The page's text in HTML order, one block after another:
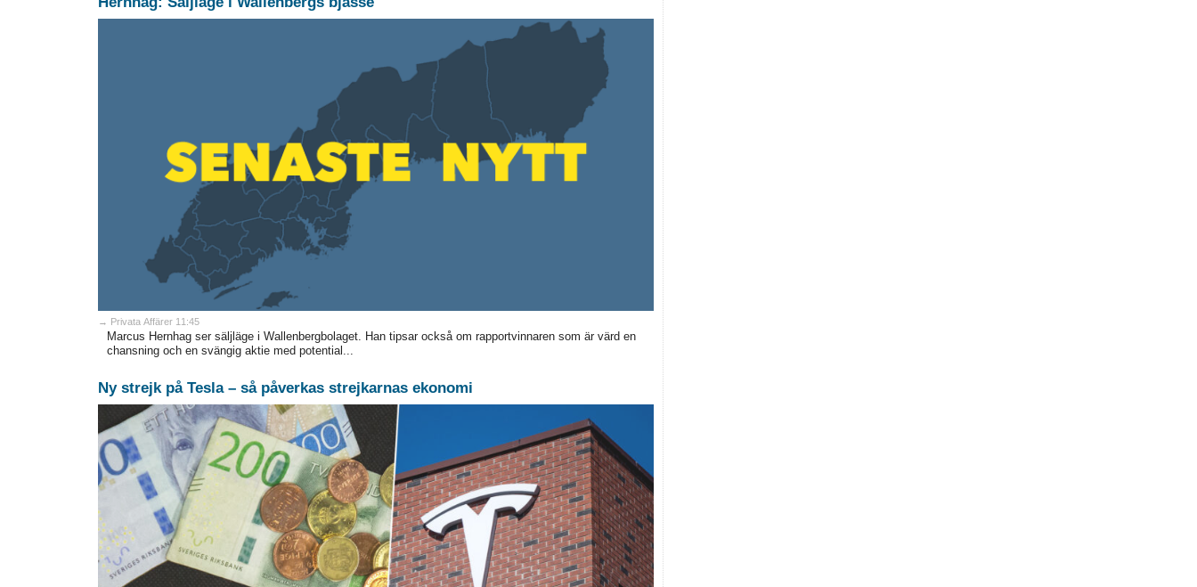
→ Privata Affärer 11:45
Marcus Hernhag ser säljläge i Wallenbergbolaget. Han tipsar också om rapportvinnaren som är värd en
chansning och en svängig aktie med potential...
Ny strejk på Tesla – så påverkas strejkarnas ekonomi